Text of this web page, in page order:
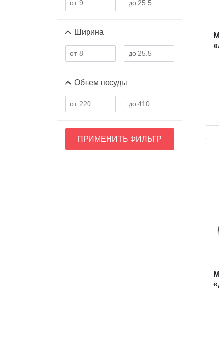
Ширина
Объем посуды
ПРИМЕНИТЬ ФИЛЬТР